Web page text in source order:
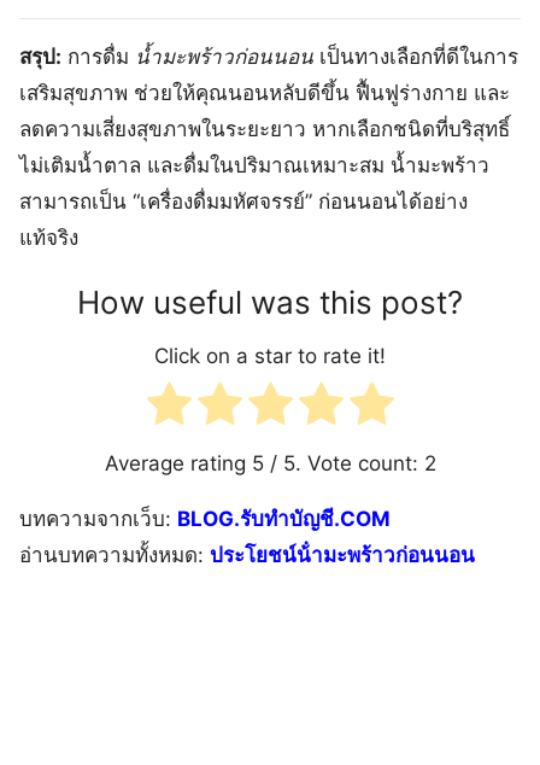
สรุป: การดื่ม น้ำมะพร้าวก่อนนอน เป็นทางเลือกที่ดีในการ
เสริมสุขภาพ ช่วยให้คุณนอนหลับดีขึ้น ฟื้นฟูร่างกาย และ
ลดความเสี่ยงสุขภาพในระยะยาว หากเลือกชนิดที่บริสุทธิ์
ไม่เติมน้ำตาล และดื่มในปริมาณเหมาะสม น้ำมะพร้าว
สามารถเป็น “เครื่องดื่มมหัศจรรย์” ก่อนนอนได้อย่าง
แท้จริง
How useful was this post?
Click on a star to rate it!
Average rating 5/ 5. Vote count: 2
บทความจากเว็บ: BLOG.รับทำบัญชี.COM
อ่านบทความทั้งหมด: ประโยชน์น้ํามะพร้าวก่อนนอน